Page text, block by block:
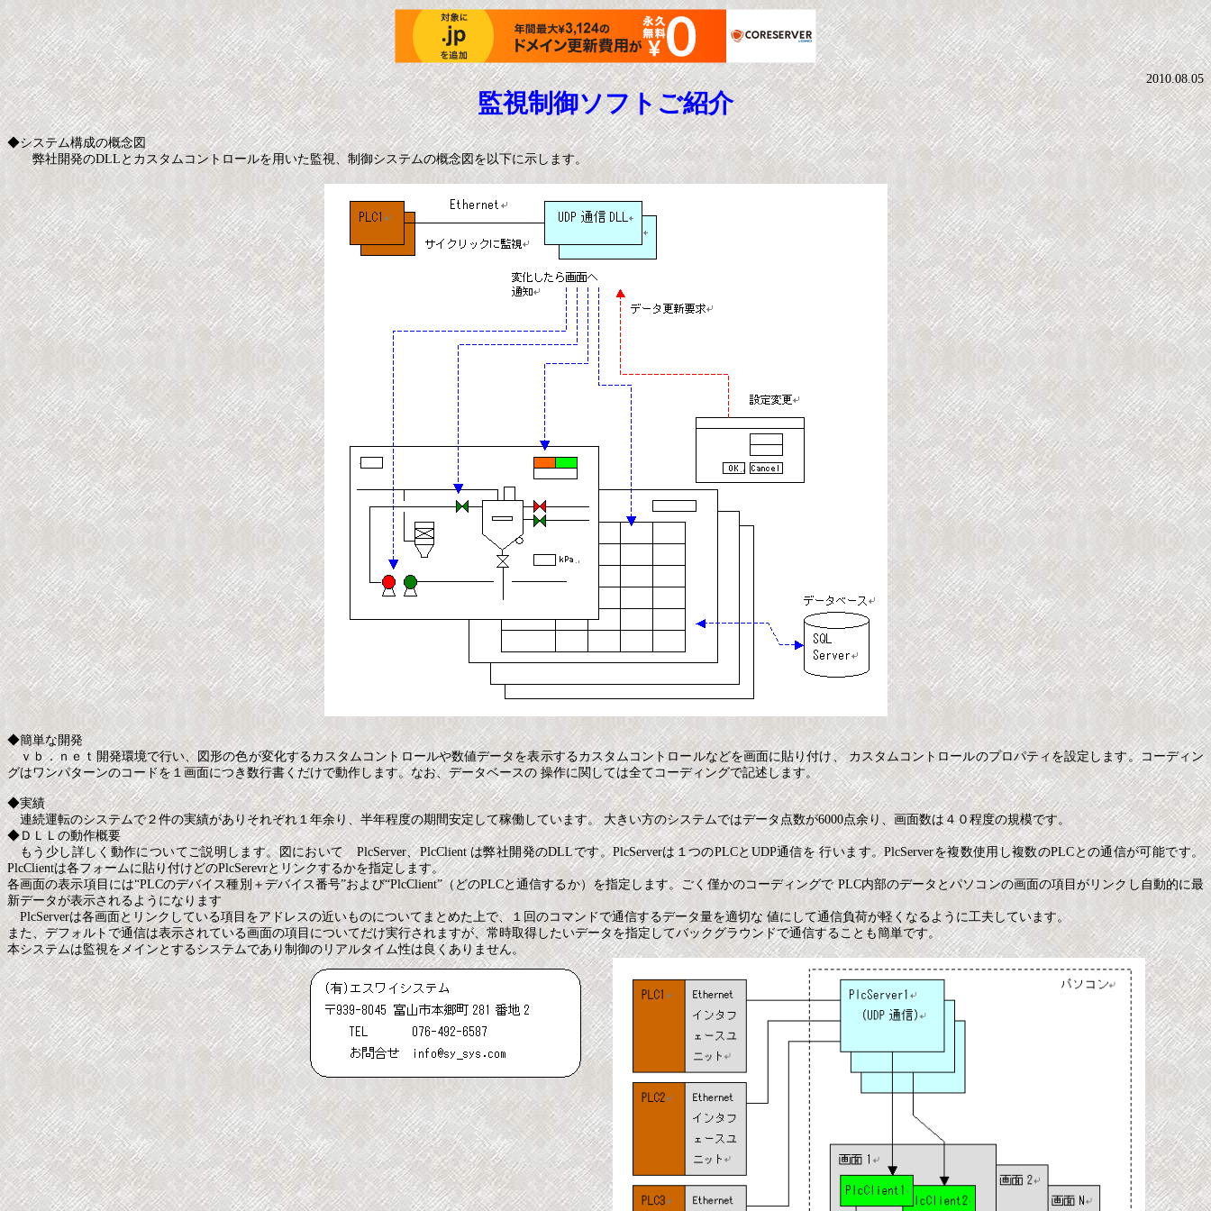
2010.08.05
監視制御ソフトご紹介
◆システム構成の概念図
弊社開発のDLLとカスタムコントロールを用いた監視、制御システムの概念図を以下に示します。
◆簡単な開発
ｖｂ．ｎｅｔ開発環境で行い、図形の色が変化するカスタムコントロールや数値データを表示するカスタムコントロールなどを画面に貼り付け、 カスタムコントロールのプロパティを設定します。コーディン
グはワンパターンのコードを１画面につき数行書くだけで動作します。なお、データベースの 操作に関しては全てコーディングで記述します。
◆実績
連続運転のシステムで２件の実績がありそれぞれ１年余り、半年程度の期間安定して稼働しています。 大きい方のシステムではデータ点数が6000点余り、画面数は４０程度の規模です。
◆ＤＬＬの動作概要
もう少し詳しく動作についてご説明します。図において PlcServer、PlcClient は弊社開発のDLLです。PlcServerは１つのPLCとUDP通信を 行います。PlcServerを複数使用し複数のPLCとの通信が可能です。
PlcClientは各フォームに貼り付けどのPlcSerevrとリンクするかを指定します。
各画面の表示項目には“PLCのデバイス種別＋デバイス番号”および“PlcClient”（どのPLCと通信するか）を指定します。ごく僅かのコーディングで PLC内部のデータとパソコンの画面の項目がリンクし自動的に最
新データが表示されるようになります
PlcServerは各画面とリンクしている項目をアドレスの近いものについてまとめた上で、１回のコマンドで通信するデータ量を適切な 値にして通信負荷が軽くなるように工夫しています。
また、デフォルトで通信は表示されている画面の項目についてだけ実行されますが、常時取得したいデータを指定してバックグラウンドで通信することも簡単です。
本システムは監視をメインとするシステムであり制御のリアルタイム性は良くありません。